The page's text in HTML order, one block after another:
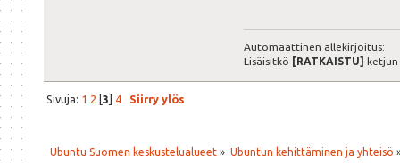
Automaattinen allekirjoitus:
Lisäisitkö [RATKAISTU]
Sivuja: 1 2 [3] 4 Siirry ylös
Ubuntu Suomen keskustelualueet » Ubuntun kehittäminen ja yhteisö